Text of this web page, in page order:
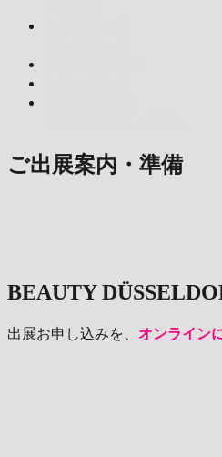
ご出展案内・準備
BEAUTY
出展お申し込みを、 オンライン